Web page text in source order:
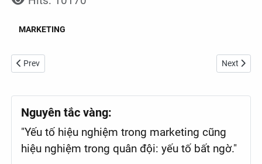
MARKETING
Previous article: 5 câu hỏi bạn cần đặt ra cho đối tác phát triển
Prev Next
Next
Nguyên tắc vàng:
"Yếu tố hiệu nghiệm trong marketing cũng
hiệu nghiệm trong quân đội: yếu tố bất ngờ."